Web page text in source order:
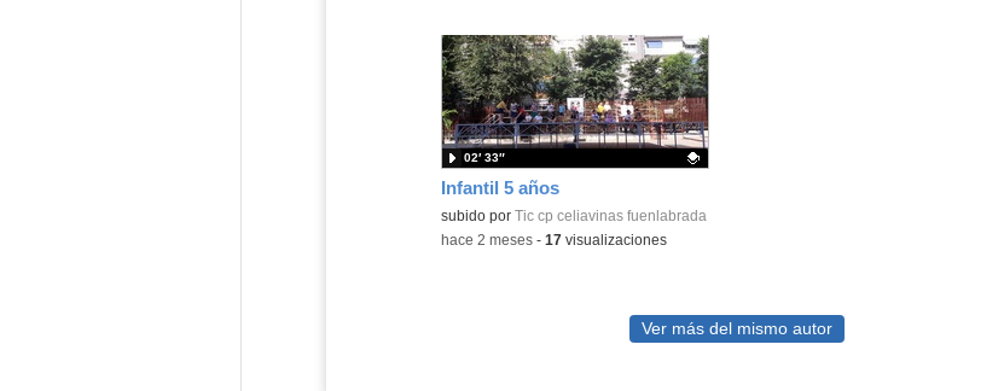
Infantil 5 años
Contenido educativo.
subido por Tic cp celiavinas fuenlabrada
02′ 33″
-hace 2 meses- 17 visualizaciones
Ver más del mismo autor